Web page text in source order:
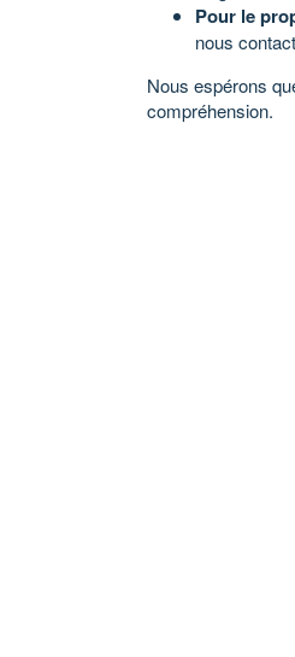
Pour le
nous
Nous espérons
compréhension.